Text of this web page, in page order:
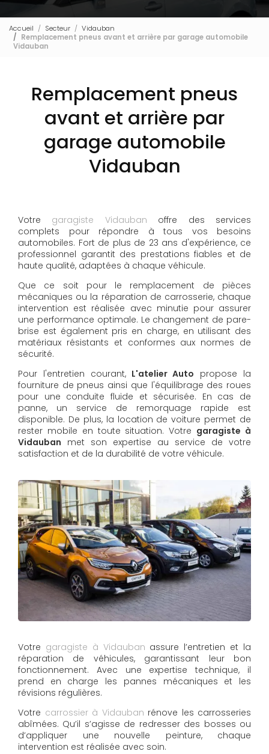
Accueil Secteur
Vidauban
Remplacement pneus avant et arrière par garage automobile
Vidauban
Remplacement pneus
avant et arrière par
garage automobile
Vidauban
Votre garagiste Vidauban offre des services
complets pour répondre à tous vos besoins
automobiles. Fort de plus de 23 ans d'expérience, ce
professionnel garantit des prestations fiables et de
haute qualité, adaptées à chaque véhicule.
Que ce soit pour le remplacement de pièces
mécaniques ou la réparation de carrosserie, chaque
intervention est réalisée avec minutie pour assurer
une performance optimale. Le changement de pare-
brise est également pris en charge, en utilisant des
matériaux résistants et conformes aux normes de
sécurité.
Pour l'entretien courant,L'atelier Auto propose la
fourniture de pneus ainsi que l'équilibrage des roues
pour une conduite fluide et sécurisée. En cas de
panne, un service de remorquage rapide est
disponible. De plus, la location de voiture permet de
rester mobile en toute situation. Votre garagiste à
Vidauban met son expertise au service de votre
satisfaction et de la durabilité de votre véhicule.
Votre garagiste à Vidauban assure l’entretien et la
réparation de véhicules, garantissant leur bon
fonctionnement. Avec une expertise technique, il
prend en charge les pannes mécaniques et les
révisions régulières.
Votre carrossier à Vidauban rénove les carrosseries
abîmées. Qu’il s’agisse de redresser des bosses ou
d’appliquer une nouvelle peinture, chaque
intervention est réalisée avec soin.